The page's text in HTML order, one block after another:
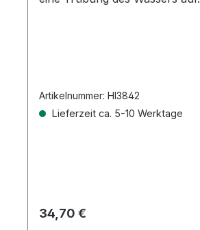
Artikelnummer: HI3842
Lieferzeit ca. 5-10 Werktage
Regulärer Preis:
34,70 €